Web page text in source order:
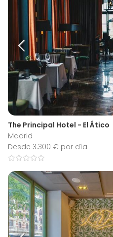
The Principal Hotel - El Ático
Madrid
Desde 3.300 € por día